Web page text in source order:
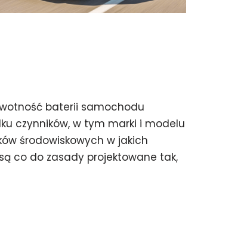
baterii samochodu
czynników, w tym marki i modelu
środowiskowych w jakich
co do zasady projektowane tak,